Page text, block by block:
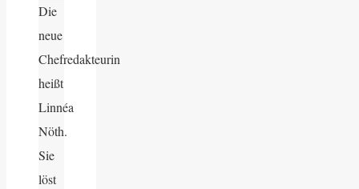
Die
neue
Chefredakteurin
heißt
Linnéa
Nöth.
Sie
löst